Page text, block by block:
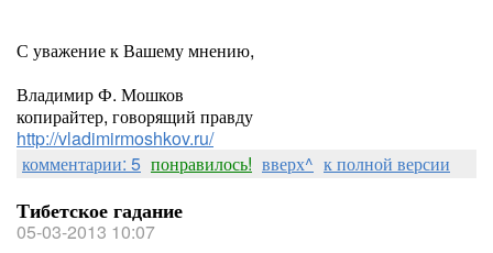
С уважение к Вашему мнению,
Владимир Ф. Мошков
копирайтер, говорящий правду
http://vladimirmoshkov.ru/
комментарии: 5 понравилось! вверх^ к полной версии
Тибетское гадание
05-03-2013 10:07